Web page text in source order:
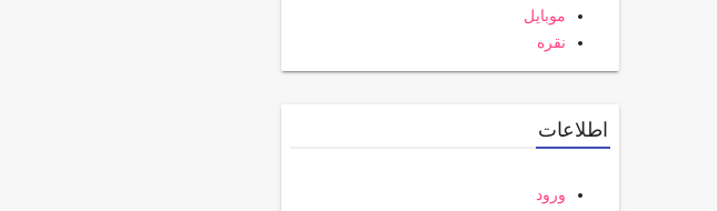
موبایل
نقره
اطلاعات
ورود